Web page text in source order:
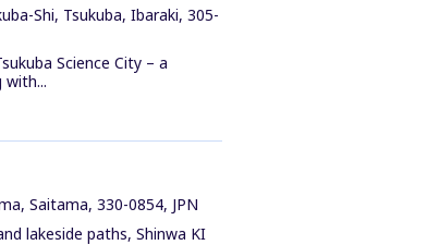
Shi, Tsukuba, Ibaraki, 305-
Science City – a
Saitama, 330-0854, JPN
lakeside paths, Shinwa KI